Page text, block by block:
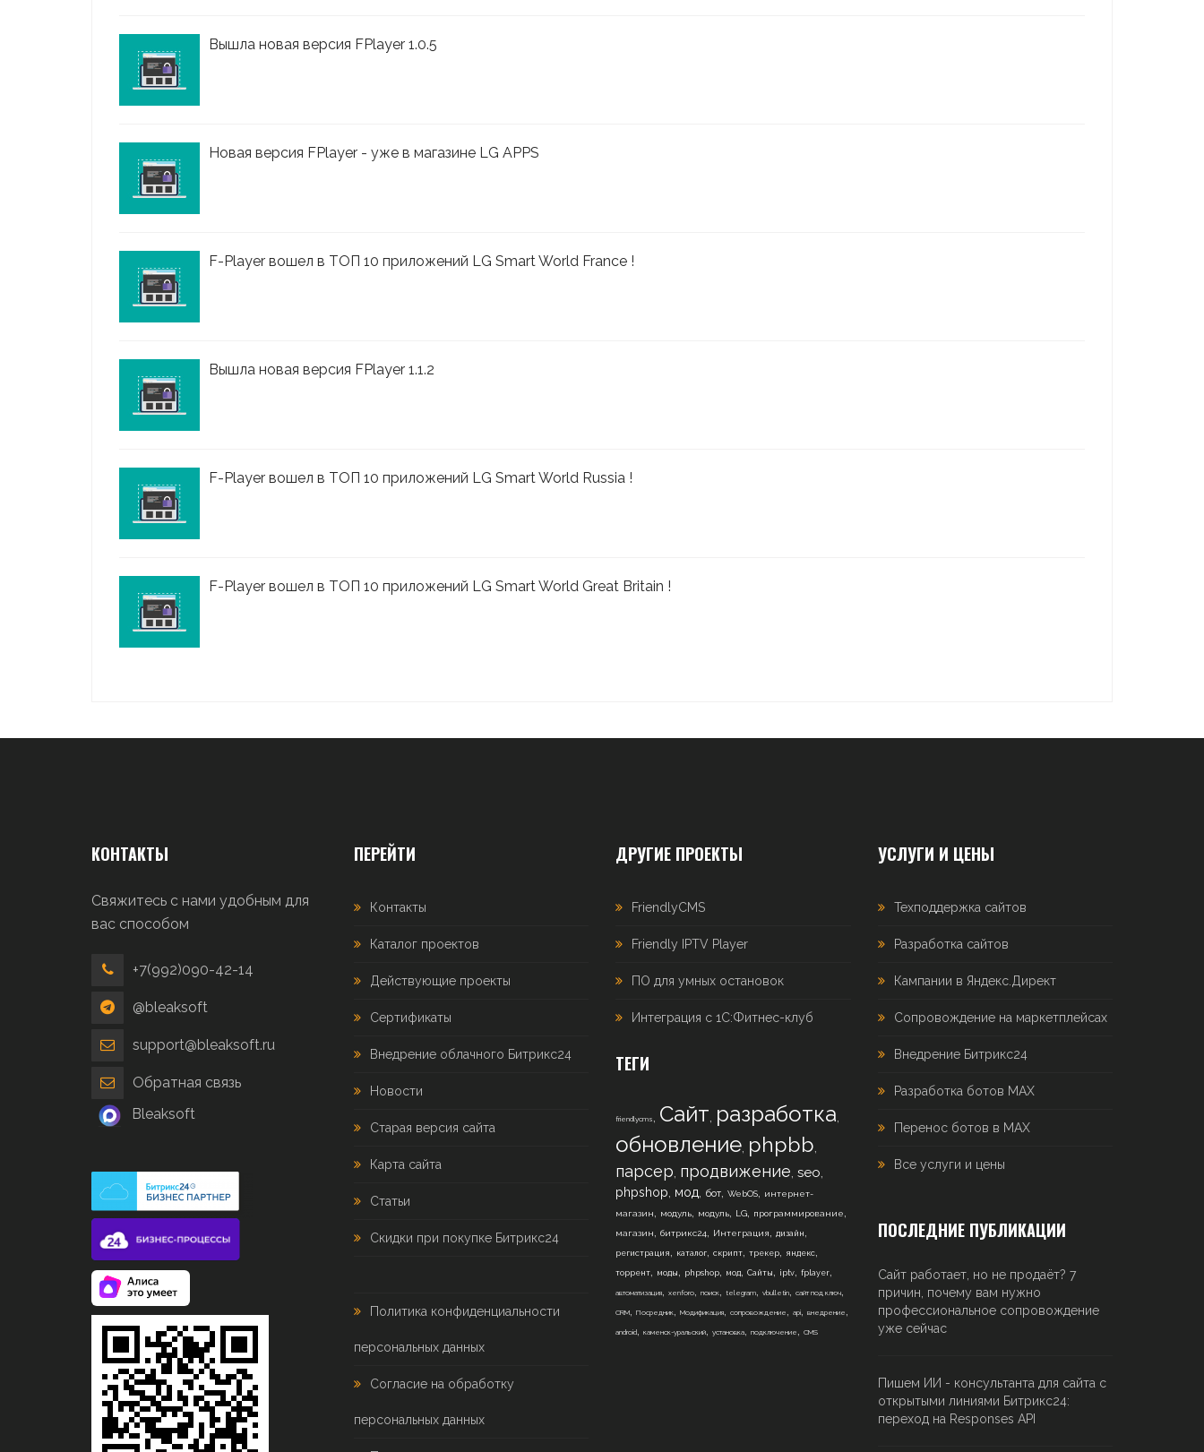
Вышла новая версия FPlayer 1.0.5
Новая версия FPlayer - уже в магазине LG APPS
F-Player вошел в ТОП 10 приложений LG Smart World France !
Вышла новая версия FPlayer 1.1.2
F-Player вошел в ТОП 10 приложений LG Smart World Russia !
F-Player вошел в ТОП 10 приложений LG Smart World Great Britain !
КОНТАКТЫ
Свяжитесь с нами удобным для
вас способом
+7(992)090-42-14
@bleaksoft
support@bleaksoft.ru
Обратная связь
Bleaksoft
ПЕРЕЙТИ
Контакты
Каталог проектов
Действующие проекты
Сертификаты
Внедрение облачного Битрикс24
Новости
Старая версия сайта
Карта сайта
Статьи
Скидки при покупке Битрикс24
Политика конфиденциальности
персональных данных
Согласие на обработку
персональных данных
ДРУГИЕ ПРОЕКТЫ
FriendlyCMS
Friendly IPTV Player
ПО для умных остановок
Интеграция с 1С:Фитнес-клуб
ТЕГИ
friendlycms , Сайт, разработка,
обновление, phpbb,
парсер, продвижение, seo,
phpshop, мод, бот, WebOS, интернет-
магазин, модуль, модуль, LG, программирование,
магазин, битрикс24, Интеграция, дизайн ,
регистрация , каталог, скрипт, трекер, яндекс,
торрент, моды , phpshop, мод, Сайты , iptv, fplayer,
автоматизация, xenforo, поиск, telegram, vbulletin, сайт под ключ,
CRM, Посредник, Модификация, сопровождение , api, внедрение ,
android, каменск-уральский, установка, подключение , CMS
УСЛУГИ И ЦЕНЫ
Техподдержка сайтов
Разработка сайтов
Кампании в Яндекс.Директ
Сопровождение на маркетплейсах
Внедрение Битрикс24
Разработка ботов MAX
Перенос ботов в MAX
Все услуги и цены
ПОСЛЕДНИЕ ПУБЛИКАЦИИ
Сайт работает, но не продаёт? 7
причин, почему вам нужно
профессиональное сопровождение
уже сейчас
Пишем ИИ - консультанта для сайта с
открытыми линиями Битрикс24:
переход на Responses API